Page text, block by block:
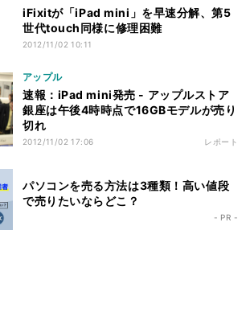
iFixitが「iPad mini」を早速分解、第5
世代touch同様に修理困難
2012/11/02 10:11
アップル
速報：iPad mini発売 - アップルストア
銀座は午後4時時点で16GBモデルが売り
切れ
2012/11/02 17:06 レポート
パソコンを売る方法は3種類！高い値段
で売りたいならどこ？
- PR -